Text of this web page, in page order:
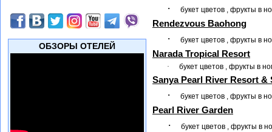
· букет цветов , фрукты в
Rendezvous Baohong
· букет цветов , фрукты в
NaradaTropical Resort
· букет цветов , фрукты в
Sanya Pearl River Resort &
· букет цветов , фрукты в
Pearl River Garden
· букет цветов , фрукты в
ОБЗОРЫ ОТЕЛЕЙ